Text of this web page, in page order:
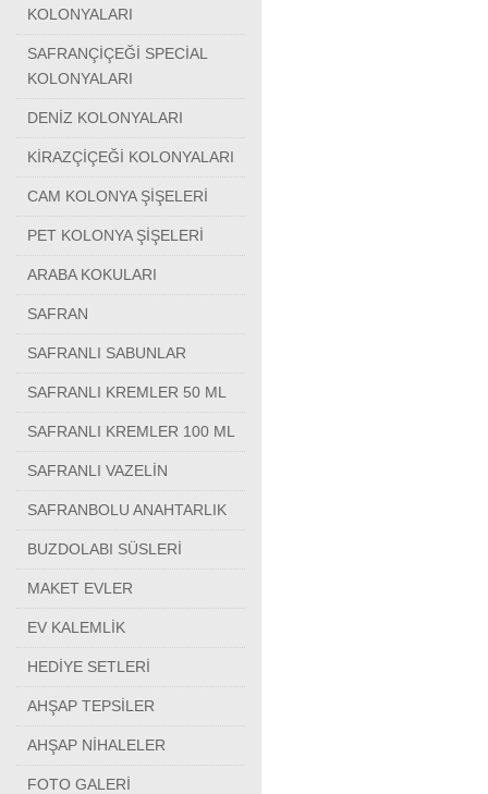
KOLONYALARI
SAFRANÇİÇEĞİ SPECİAL
KOLONYALARI
DENİZ KOLONYALARI
KİRAZÇİÇEĞİ KOLONYALARI
CAM KOLONYA ŞİŞELERİ
PET KOLONYA ŞİŞELERİ
ARABA KOKULARI
SAFRAN
SAFRANLI SABUNLAR
SAFRANLI KREMLER 50 ML
SAFRANLI KREMLER 100 ML
SAFRANLI VAZELİN
SAFRANBOLU ANAHTARLIK
BUZDOLABI SÜSLERİ
MAKET EVLER
EV KALEMLİK
HEDİYE SETLERİ
AHŞAP TEPSİLER
AHŞAP NİHALELER
FOTO GALERİ